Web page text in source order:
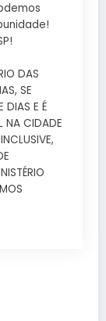
DAS
SE
DIAS E É
NA CIDADE